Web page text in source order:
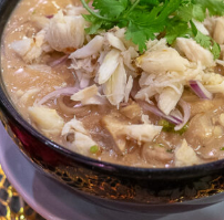
สบาย
ใจ๋…
สไตล์
นิมมาน
(ดี
คอน
โด